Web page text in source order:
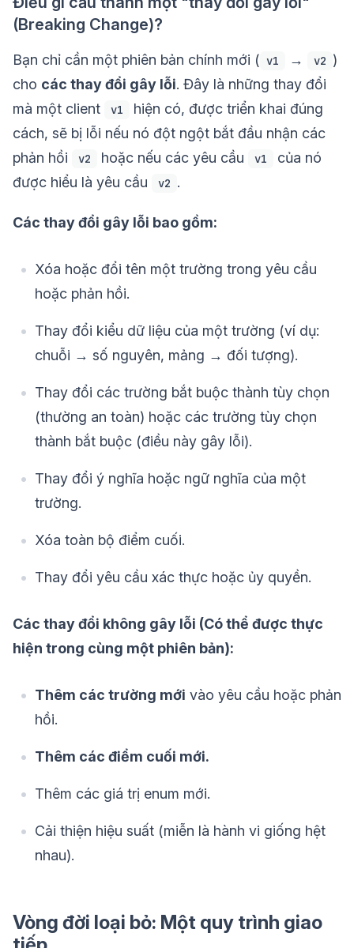
(Breaking Change)?
Bạn chỉ cần một phiên bản chính mới ( v1 → v2 )
cho các thay đổi gây lỗi. Đây là những thay đổi
mà một client
v1
hiện có, được triển khai đúng
cách, sẽ bị lỗi nếu nó đột ngột bắt đầu nhận các
phản hồi
v2 hoặc nếu các yêu cầu v1
của nó
được hiểu là yêu cầu
v2 .
Các thay đổi gây lỗi bao gồm:
Xóa hoặc đổi tên một trường trong yêu cầu
hoặc phản hồi.
Thay đổi kiểu dữ liệu của một trường (ví dụ:
chuỗi → số nguyên, mảng → đối tượng).
Thay đổi các trường bắt buộc thành tùy chọn
(thường an toàn) hoặc các trường tùy chọn
thành bắt buộc (điều này gây lỗi).
Thay đổi ý nghĩa hoặc ngữ nghĩa của một
trường.
Xóa toàn bộ điểm cuối.
Thay đổi yêu cầu xác thực hoặc ủy quyền.
Các thay đổi không gây lỗi (Có thể được thực
hiện trong cùng một phiên bản):
Thêm các trường mới vào yêu cầu hoặc phản
hồi.
Thêm các điểm cuối mới.
Thêm các giá trị enum mới.
Cải thiện hiệu suất (miễn là hành vi giống hệt
nhau).
Vòng đời loại bỏ: Một quy trình giao